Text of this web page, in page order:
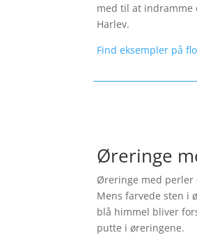
med til at indramme
Harlev.
Find eksempler på
Øreringe
Øreringe med perler
Mens farvede sten i
blå himmel bliver
putte i øreringene.